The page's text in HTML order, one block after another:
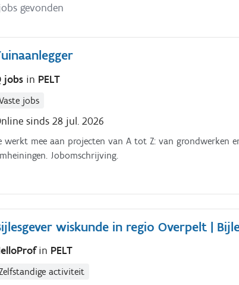
gevonden
jobs in PELT
jobs
sinds 28 jul. 2026
werkt mee aan projecten van A tot Z: van grondwerken
Jobomschrijving.
wiskunde in regio Overpelt |
in PELT
activiteit